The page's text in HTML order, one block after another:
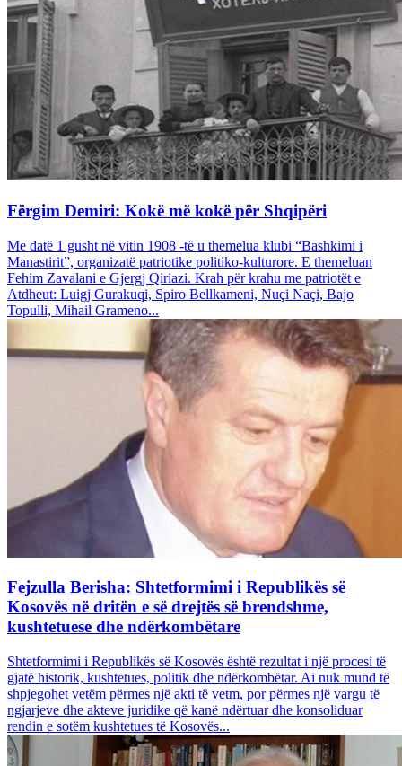
Fërgim Demiri: Kokë më kokë për Shqipëri
Me datë 1 gusht në vitin 1908 -të u themelua klubi “Bashkimi i
Manastirit”, organizatë patriotike politiko-kulturore. E themeluan
Fehim Zavalani e Gjergj Qiriazi. Krah për krahu me patriotët e
Atdheut: Luigj Gurakuqi, Spiro Bellkameni, Nuçi Naçi, Bajo
Topulli, Mihail Grameno...
Fejzulla Berisha: Shtetformimi i Republikës së
Kosovës në dritën e së drejtës së brendshme,
kushtetuese dhe ndërkombëtare
Shtetformimi i Republikës së Kosovës është rezultat i një procesi të
gjatë historik, kushtetues, politik dhe ndërkombëtar. Ai nuk mund të
shpjegohet vetëm përmes një akti të vetm, por përmes një vargu të
ngjarjeve dhe akteve juridike që kanë ndërtuar dhe konsoliduar
rendin e sotëm kushtetues të Kosovës...